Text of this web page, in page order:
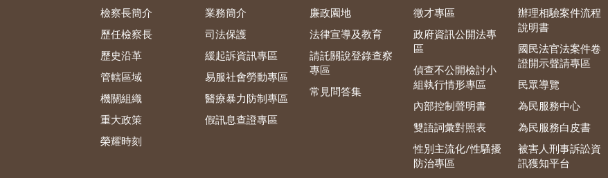
檢察長簡介
歷任檢察長
歷史沿革
管轄區域
機關組織
重大政策
榮耀時刻
業務簡介
司法保護
緩起訴資訊專區
易服社會勞動專區
醫療暴力防制專區
假訊息查證專區
廉政園地
法律宣導及教育
請託關說登錄查察
專區
常見問答集
徵才專區
政府資訊公開法專
區
偵查不公開檢討小
組執行情形專區
內部控制聲明書
雙語詞彙對照表
性別主流化/性騷擾
防治專區
辦理相驗案件流程
說明書
國民法官法案件卷
證開示聲請專區
民眾導覽
為民服務中心
為民服務白皮書
被害人刑事訴訟資
訊獲知平台